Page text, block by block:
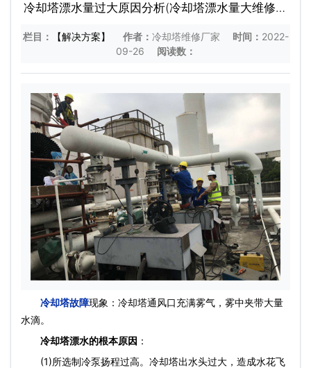
冷却塔漂水量过大原因分析(冷却塔漂水量大维修方
栏目： 【解决方案】 作者： 冷却塔维修厂家 时间： 2022-
09-26
阅读数：
冷却塔故障现象：冷却塔通风口充满雾气，雾中夹带大量
水滴。
冷却塔漂水的根本原因 ：
(1)所选制冷泵扬程过高。冷却塔出水头过大，造成水花飞